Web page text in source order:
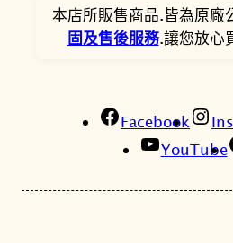
0
0
本店所販售商品.皆為原廠
固及售後服務.讓您放心
Facebook
YouTube